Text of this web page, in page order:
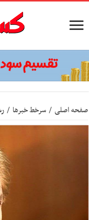
صفحه اصلی / سرخط خبرها /